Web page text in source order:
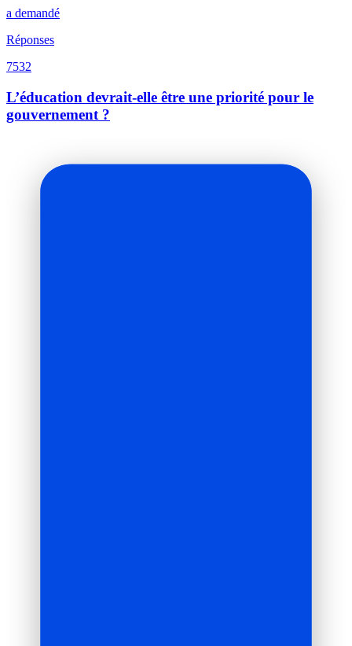
a demandé
Réponses
7532
L’éducation devrait-elle être une priorité pour le
gouvernement ?